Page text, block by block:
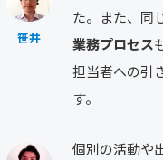
笹井
た。また、同
業務プロセス
担当者への引
す。
個別の活動や